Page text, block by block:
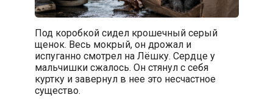
Под коробкой сидел крошечный серый
щенок. Весь мокрый, он дрожал и
испуганно смотрел на Лёшку. Сердце у
мальчишки сжалось. Он стянул с себя
куртку и завернул в нее это несчастное
существо.